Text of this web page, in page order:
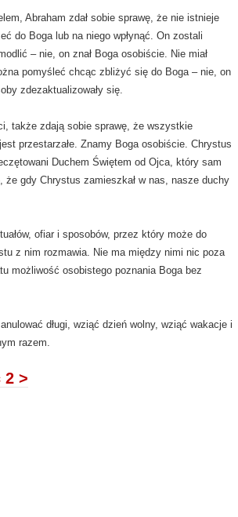
Abraham zdał sobie sprawę, że nie istnieje
do Boga lub na niego wpłynąć. On zostali
– nie, on znał Boga osobiście. Nie miał
pomyśleć chcąc zbliżyć się do Boga – nie, on
zdezaktualizowały się.
także zdają sobie sprawę, że wszystkie
przestarzałe. Znamy Boga osobiście. Chrystus
Duchem Świętem od Ojca, który sam
gdy Chrystus zamieszkał w nas, nasze duchy
ofiar i sposobów, przez który może do
z nim rozmawia. Nie ma między nimi nic poza
możliwość osobistego poznania Boga bez
długi, wziąć dzień wolny, wziąć wakacje i
razem.
2 >